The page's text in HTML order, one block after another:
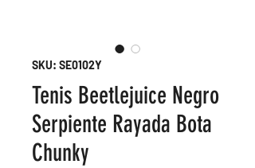
SKU: SE0102Y
Tenis Beetlejuice Negro
Serpiente Rayada Bota
Chunky